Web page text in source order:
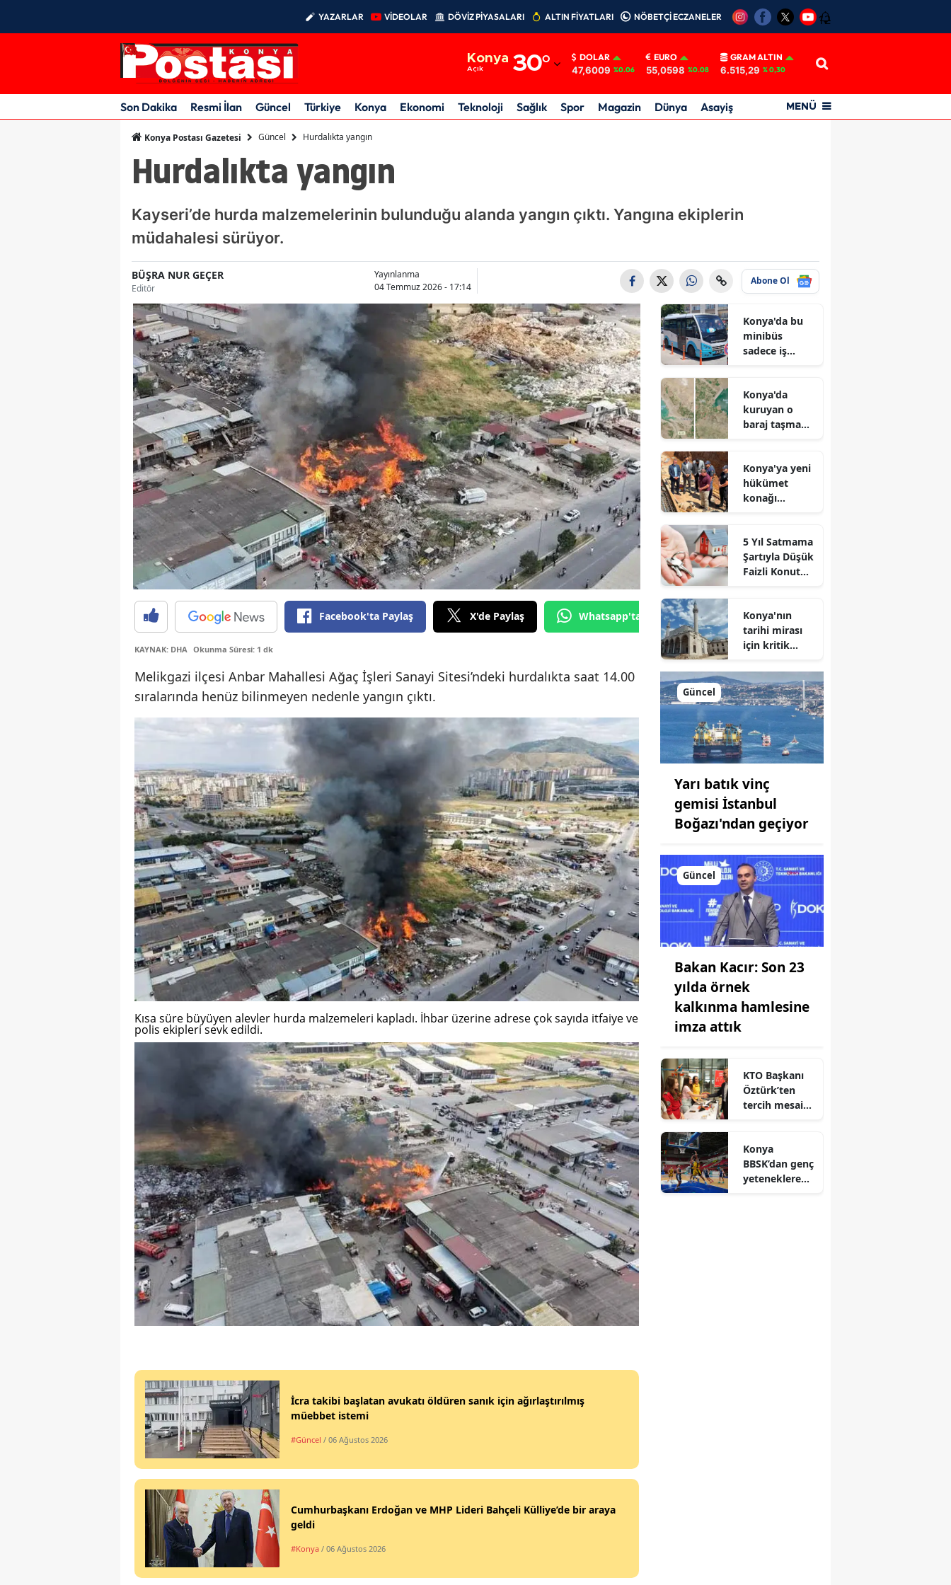
YAZARLAR VİDEOLAR DÖVİZ PİYASALARI ALTIN FİYATLARI NÖBETÇİ ECZANELER 12
Konya
Açık 30°
Adıyaman
Afyonkarahisar
Antalya
Balıkesir
Bilecik
Bingöl
Bitlis
Bolu
Burdur
Bursa
Çanakkale
Çankırı
Çorum
Denizli
Diyarbakır
Elazığ
Erzurum
Eskişehir
Gaziantep
Giresun
Gümüşhane
Hakkari
Hatay
Isparta
Mersin
İstanbul
Kars
Kastamonu
Kayseri
Kırklareli
Kırşehir
Kocaeli
Konya
Kütahya
Malatya
Manisa
Muğla
Sakarya
DOLAR
47,6009 %0.06
EURO
55,0598 %0.08
GRAM ALTIN
6.515,29 % 0,30
Son Dakika Resmi İlan Güncel Türkiye Konya Ekonomi Teknoloji Sağlık Spor Magazin Dünya Asayiş MENÜ
Konya Postası Gazetesi Güncel Hurdalıkta yangın
Hurdalıkta yangın
Kayseri’de hurda malzemelerinin bulunduğu alanda yangın çıktı. Yangına ekiplerin
müdahalesi sürüyor.
BÜŞRA NUR GEÇER
Editör
Yayınlanma
04 Temmuz 2026 - 17:14
Abone Ol
Facebook'ta Paylaş X'de Paylaş Whatsapp'tan Gönder
KAYNAK: DHA Okunma Süresi: 1 dk
Melikgazi ilçesi Anbar Mahallesi Ağaç İşleri Sanayi Sitesi’ndeki hurdalıkta saat 14.00
sıralarında henüz bilinmeyen nedenle yangın çıktı.
Kısa süre büyüyen alevler hurda malzemeleri kapladı. İhbar üzerine adrese çok sayıda itfaiye ve
polis ekipleri sevk edildi.
İcra takibi başlatan avukatı öldüren sanık için ağırlaştırılmış
müebbet istemi
#Güncel / 06 Ağustos 2026
Cumhurbaşkanı Erdoğan ve MHP Lideri Bahçeli Külliye’de bir araya
geldi
#Konya / 06 Ağustos 2026
Konya'da bu
minibüs
sadece iş
Konya'da
kuruyan o
baraj taşma
Konya'ya yeni
hükümet
konağı
5 Yıl Satmama
Şartıyla Düşük
Faizli Konut
Konya'nın
tarihi mirası
için kritik
durum
açıklandı
Güncel
Yarı batık vinç
gemisi İstanbul
Boğazı'ndan geçiyor
Güncel
Bakan Kacır: Son 23
yılda örnek
kalkınma hamlesine
imza attık
KTO Başkanı
Öztürk’ten
tercih mesaisi:
aday
öğrencilere
tam destek
Konya
BBSK’dan genç
yeteneklere